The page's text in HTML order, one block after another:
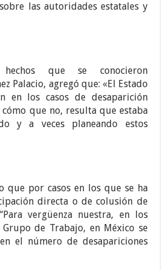
las autoridades estatales y
que se conocieron
Palacio, agregó que: «El Estado
en los casos de desaparición
que no, resulta que estaba
y a veces planeando estos
que por casos en los que se ha
directa o de colusión de
vergüenza nuestra, en los
de Trabajo, en México se
el número de desapariciones